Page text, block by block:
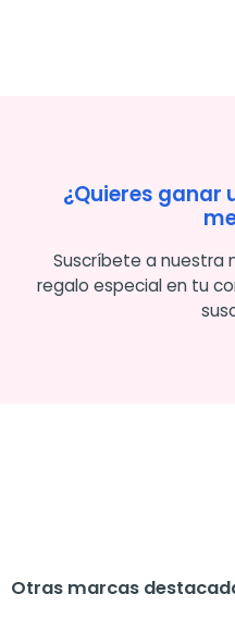
¿Quieres ganar
Suscríbete a nuestra
regalo especial en tu
Otras marcas